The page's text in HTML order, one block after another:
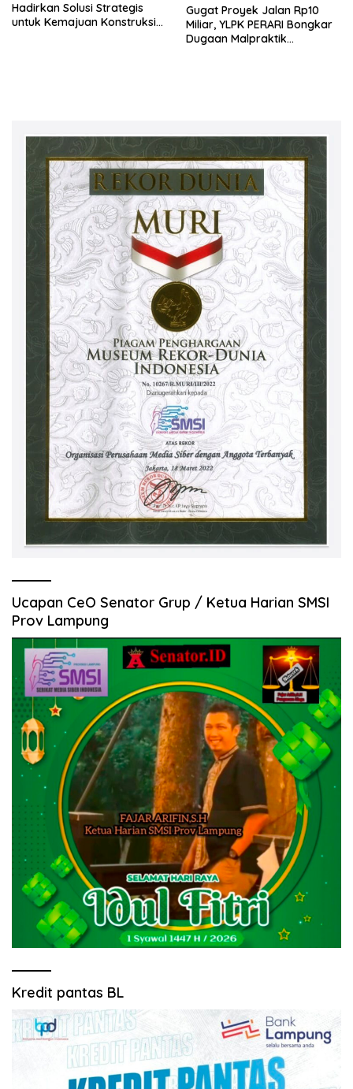
Hadirkan Solusi Strategis
untuk Kemajuan Konstruksi
Gugat Proyek Jalan Rp10
Miliar, YLPK PERARI Bongkar
Dugaan Malpraktik
Ucapan CeO Senator Grup / Ketua Harian SMSI
Prov Lampung
Kredit pantas BL